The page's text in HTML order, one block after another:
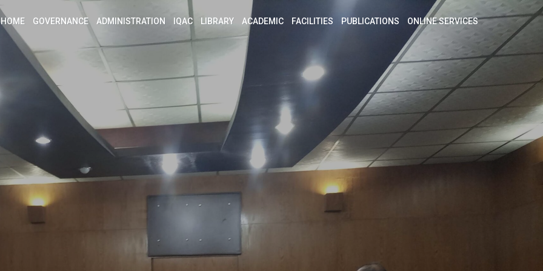
HOME GOVERNANCE ADMINISTRATION IQAC LIBRARY ACADEMIC FACILITIES PUBLICATIONS ONLINE SERVICES